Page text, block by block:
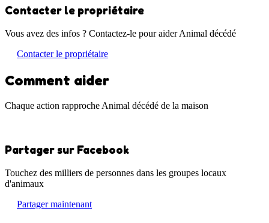
Contacter le propriétaire
Vous avez des infos ? Contactez-le pour aider Animal décédé
Contacter le propriétaire
Comment aider
Chaque action rapproche Animal décédé de la maison
Partager sur Facebook
Touchez des milliers de personnes dans les groupes locaux
d'animaux
Partager maintenant